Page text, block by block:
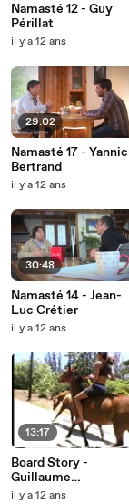
Namasté 12 - Guy
Périllat
il y a 12 ans
29:02
Namasté 17 -
Bertrand
il y a 12 ans
30:48
Namasté 14 - Jean-
Luc Crétier
il y a 12 ans
13:17
Board Story -
Guillaume
Chastagnol
il y a 12 ans